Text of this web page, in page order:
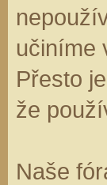
učiníme
Přesto
že
Naše